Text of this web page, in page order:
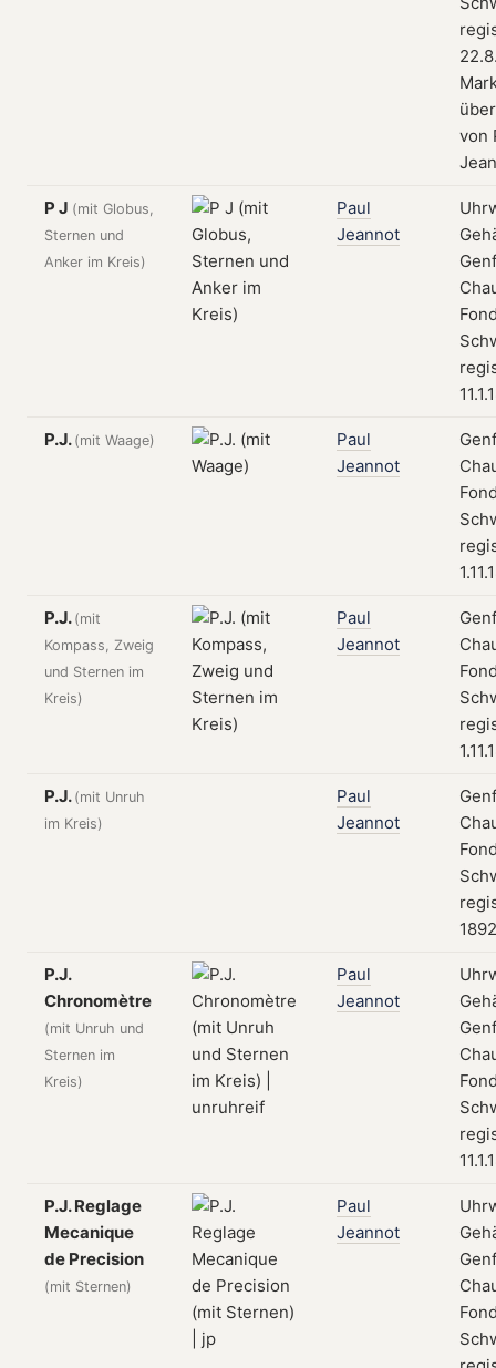
von
P J (mit Globus,
Sternen und
Anker im Kreis)
Paul
Jeannot
P.J. (mit Waage)
Paul
Jeannot
P.J. (mit
Kompass, Zweig
und Sternen im
Kreis)
Paul
Jeannot
P.J. (mit Unruh
im Kreis)
Paul
Jeannot
1892
P.J.
Chronomètre
(mit Unruh und
Sternen im
Kreis)
Paul
Jeannot
P.J. Reglage
Mecanique
de Precision
(mit Sternen)
Paul
Jeannot